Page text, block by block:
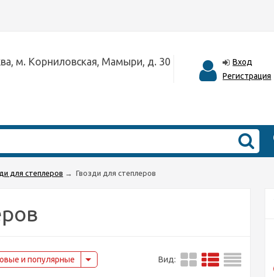
м. Корниловская, Мамыри, д. 30
Вход
Регистрация
для степлеров → Гвозди для степлеров
и популярные Вид: